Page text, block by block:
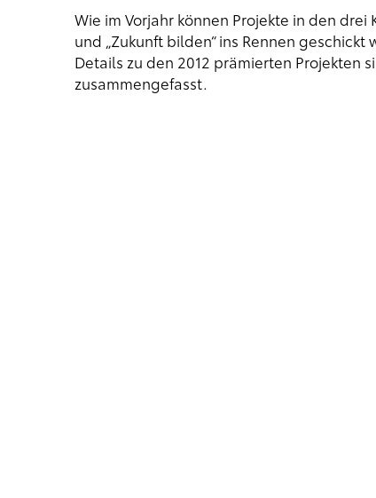
Wie im Vorjahr können Projekte in den drei
und „Zukunft bilden“ ins Rennen
Details zu den 2012 prämierten
zusammengefasst.